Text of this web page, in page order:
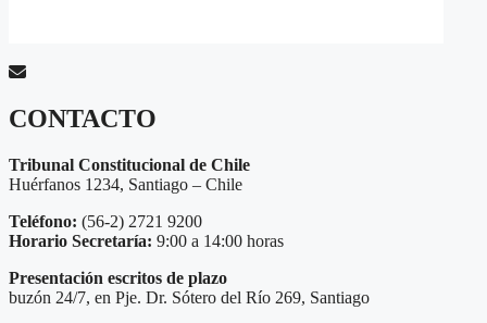
CONTACTO
Tribunal Constitucional de Chile
Huérfanos 1234, Santiago – Chile
Teléfono: (56-2) 2721 9200
Horario Secretaría: 9:00 a 14:00 horas
Presentación escritos de plazo
buzón 24/7, en Pje. Dr. Sótero del Río 269, Santiago